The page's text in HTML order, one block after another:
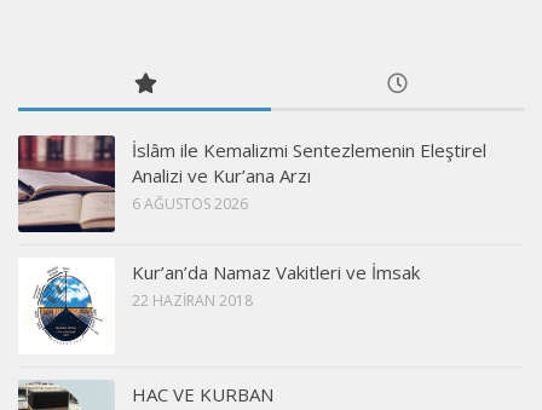
İslâm ile Kemalizmi Sentezlemenin Eleştirel
Analizi ve Kur’ana Arzı
6 AĞUSTOS 2026
Kur’an’da Namaz Vakitleri ve İmsak
22 HAZIRAN 2018
HAC VE KURBAN